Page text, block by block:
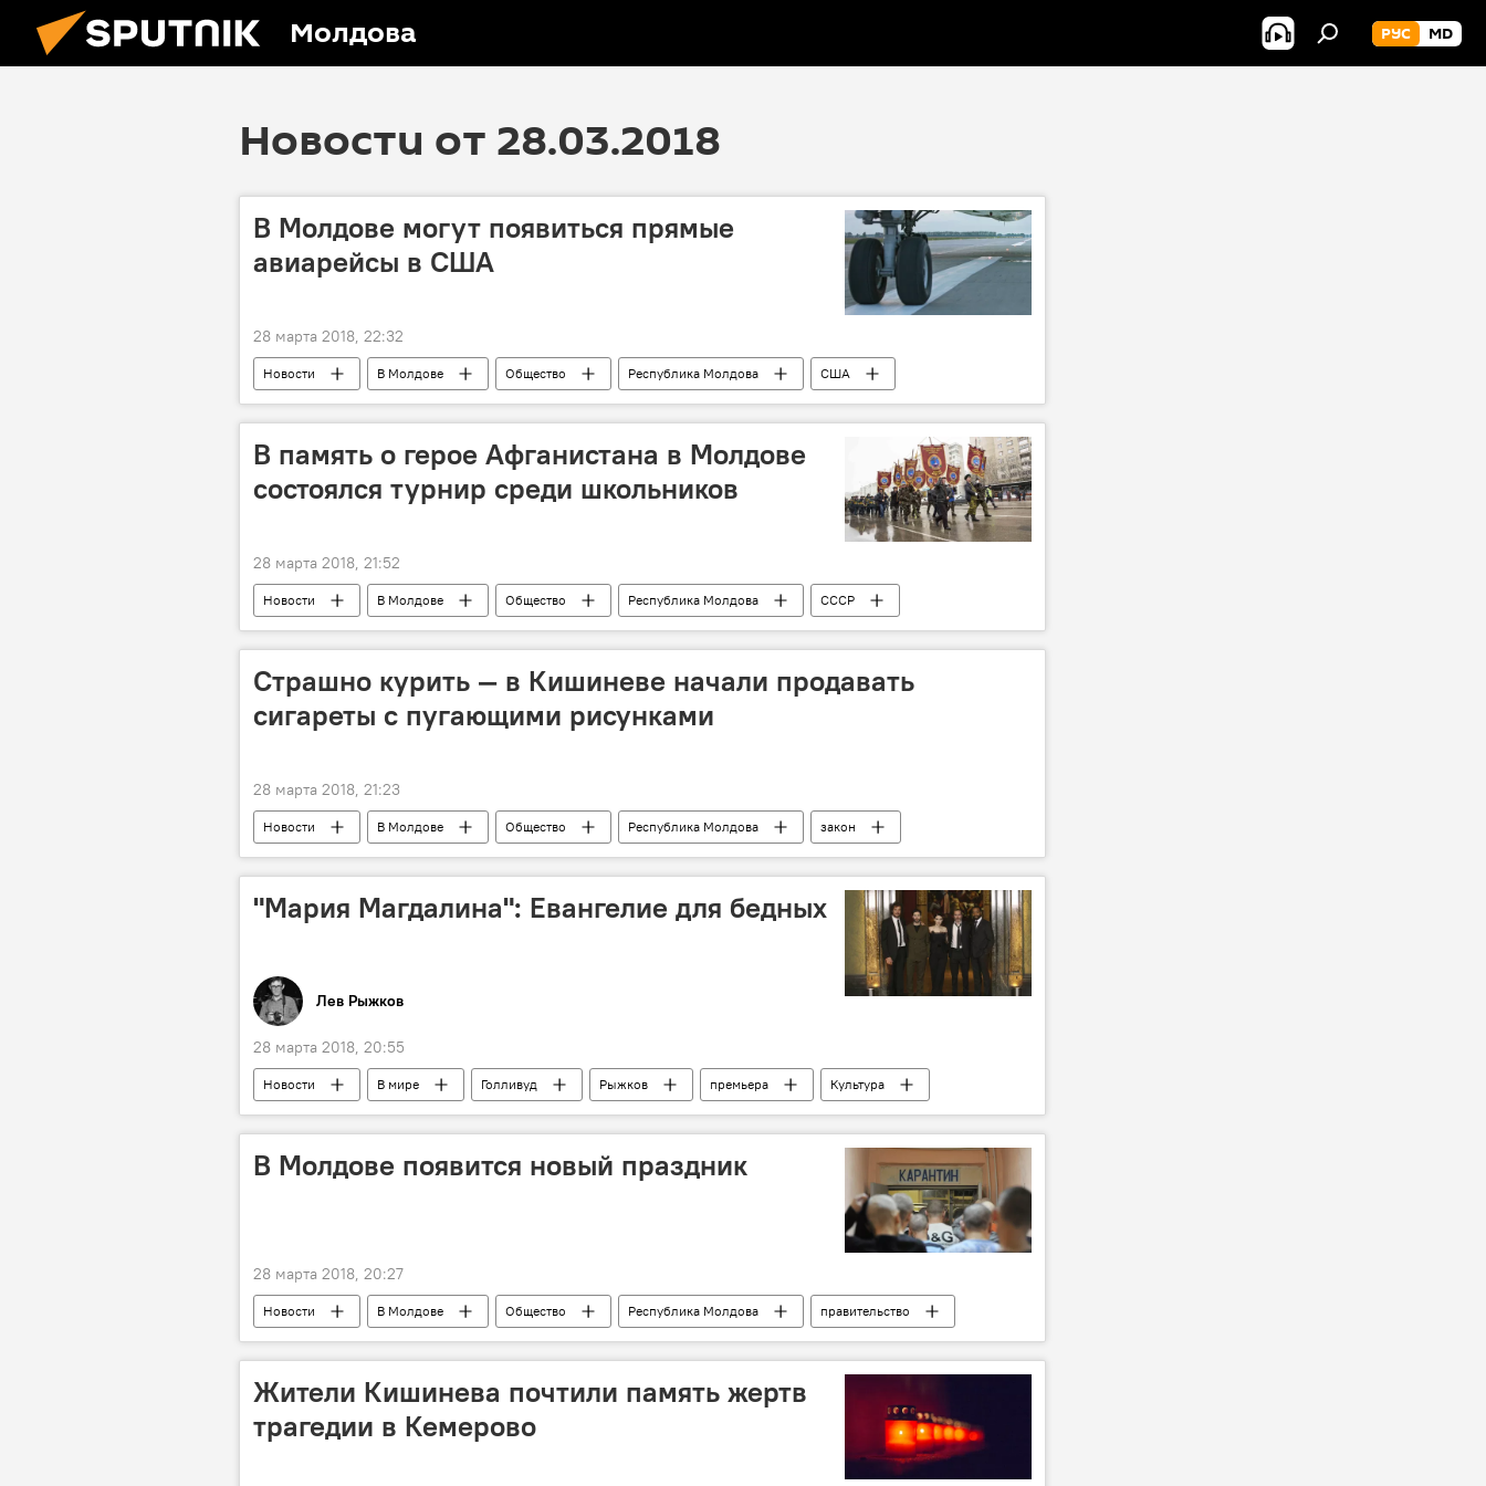
Молдова РУС MD
Новости от 28.03.2018
В Молдове могут появиться прямые
авиарейсы в США
28 марта 2018, 22:32
Новости В Молдове Общество Республика Молдова
США
авиарейс
правительство
В память о герое Афганистана в Молдове
состоялся турнир среди школьников
28 марта 2018, 21:52
Новости В Молдове Общество Республика Молдова
СССР
Гагаузия
Афганистан Кирсова Александр Постолаки
школьники
Страшно курить — в Кишиневе начали продавать
сигареты с пугающими рисунками
28 марта 2018, 21:23
Новости В Молдове Общество Республика Молдова
закон
курение
Здоровье
"Мария Магдалина": Евангелие для бедных
Лев Рыжков
28 марта 2018, 20:55
Новости В мире Голливуд Рыжков премьера Культура
В Молдове появится новый праздник
28 марта 2018, 20:27
Новости В Молдове Общество Республика Молдова
правительство
новый праздник
Жители Кишинева почтили память жертв
трагедии в Кемерово